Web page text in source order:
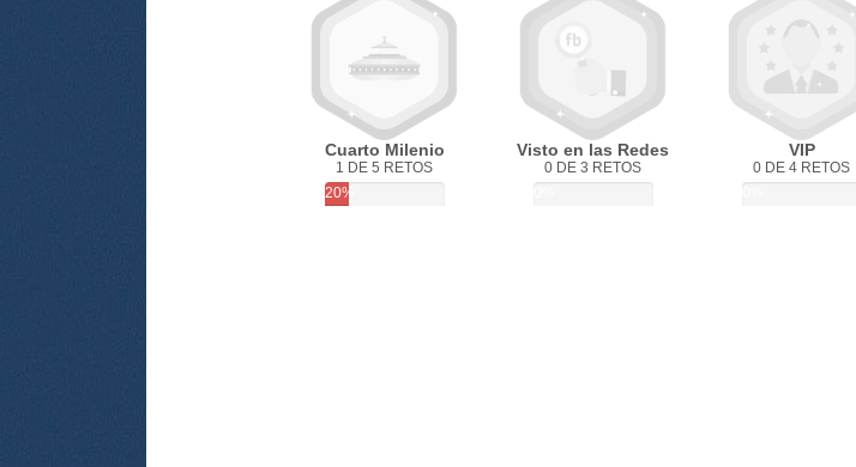
Cuarto Milenio
1 DE 5 RETOS
20%
Visto en las Redes
0 DE 3 RETOS
VIP
0 DE 4 RETOS